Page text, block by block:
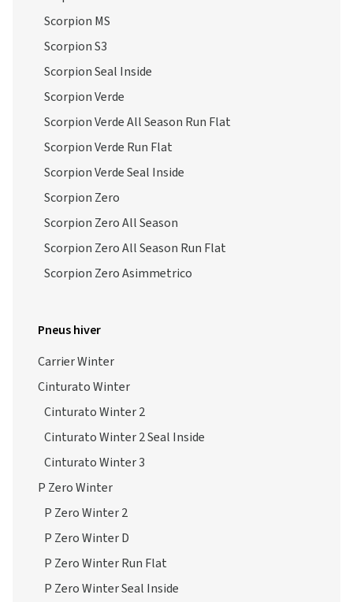
Scorpion MS
Scorpion S3
Scorpion Seal Inside
Scorpion Verde
Scorpion Verde All Season Run Flat
Scorpion Verde Run Flat
Scorpion Verde Seal Inside
Scorpion Zero
Scorpion Zero All Season
Scorpion Zero All Season Run Flat
Scorpion Zero Asimmetrico
Pneus hiver
Carrier Winter
Cinturato Winter
Cinturato Winter 2
Cinturato Winter 2 Seal Inside
Cinturato Winter 3
P Zero Winter
P Zero Winter 2
P Zero Winter D
P Zero Winter Run Flat
P Zero Winter Seal Inside